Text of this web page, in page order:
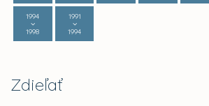
1994
1998
1991
1994
Zdieľať